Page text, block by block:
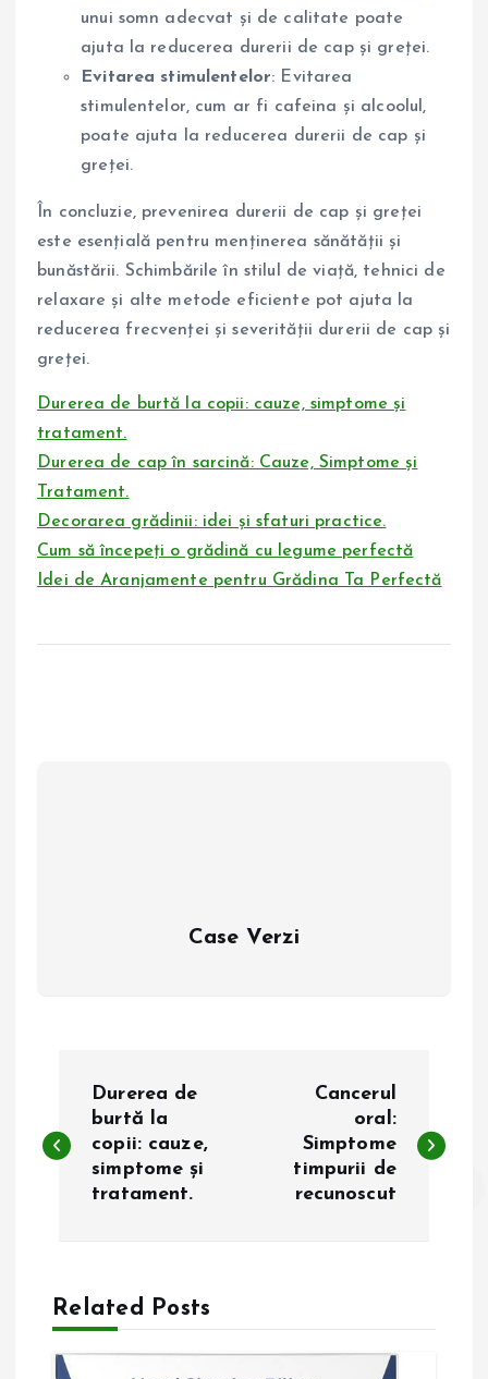
unui somn adecvat și de calitate poate
ajuta la reducerea durerii de cap și greței.
Evitarea stimulentelor: Evitarea
stimulentelor, cum ar fi cafeina și alcoolul,
poate ajuta la reducerea durerii de cap și
greței.
În concluzie, prevenirea durerii de cap și greței
este esențială pentru menținerea sănătății și
bunăstării. Schimbările în stilul de viață, tehnici de
relaxare și alte metode eficiente pot ajuta la
reducerea frecvenței și severității durerii de cap și
greței.
Durerea de burtă la copii: cauze, simptome și
tratament.
Durerea de cap în sarcină: Cauze, Simptome și
Tratament.
Decorarea grădinii: idei și sfaturi practice.
Cum să începeți o grădină cu legume perfectă
Idei de Aranjamente pentru Grădina Ta Perfectă
Case Verzi
a
g
a
Durerea de
burtă la
copii: cauze,
simptome și
tratament.
Cancerul
oral:
Simptome
timpurii de
recunoscut
Related Posts